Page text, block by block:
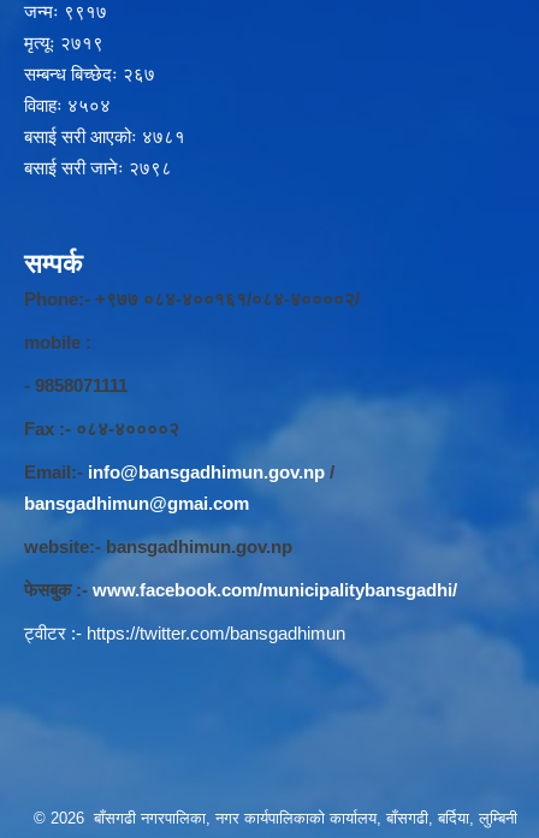
जन्मः ९९१७
मृत्यूः २७१९
सम्बन्ध बिच्छेदः २६७
विवाहः ४५०४
बसाई सरी आएकोः ४७८१
बसाई सरी जानेः २७९८
सम्पर्क
Phone:- +९७७ ०८४-४००१६१/०८४-४००००२/
mobile :
- 9858071111
Fax :- ०८४-४००००२
Email:- info@bansgadhimun.gov.np /
bansgadhimun@gmai.com
website:- bansgadhimun.gov.np
फेसबुक :- www.facebook.com/municipalitybansgadhi/
ट्वीटर :- https://twitter.com/bansgadhimun
© 2026 बाँसगढी नगरपालिका, नगर कार्यपालिकाकाे कार्यालय, बाँसगढी, बर्दिया, लुम्बिनी